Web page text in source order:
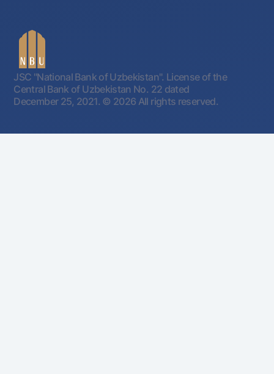
JSC "National Bank of Uzbekistan". License of the
Central Bank of Uzbekistan No. 22 dated
December 25, 2021. © 2026 All rights reserved.